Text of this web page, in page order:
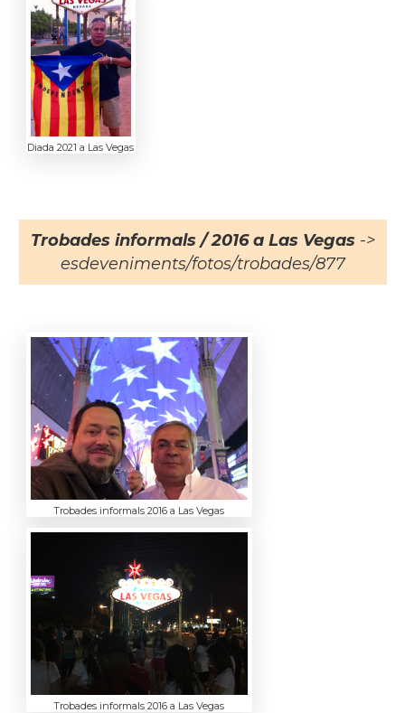
Diada 2021 a Las Vegas
Trobades informals / 2016 a Las Vegas ->
esdeveniments/fotos/trobades/877
Trobades informals 2016 a Las Vegas
Trobades informals 2016 a Las Vegas